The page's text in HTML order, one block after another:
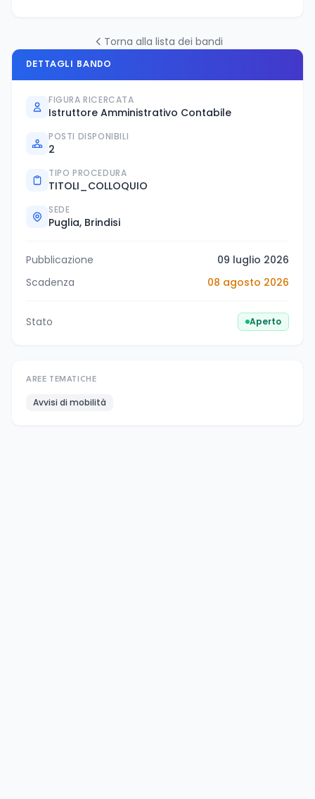
Torna alla lista dei bandi
DETTAGLI BANDO
FIGURA RICERCATA
Istruttore Amministrativo Contabile
POSTI DISPONIBILI
2
TIPO PROCEDURA
TITOLI_COLLOQUIO
SEDE
Puglia, Brindisi
Pubblicazione
09 luglio 2026
Scadenza
08 agosto 2026
Stato Aperto
AREE TEMATICHE
Avvisi di mobilità